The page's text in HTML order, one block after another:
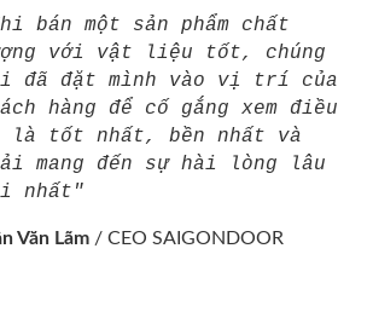
bán một sản phẩm chất
với vật liệu tốt, chúng
đã đặt mình vào vị trí của
hàng để cố gắng xem điều
là tốt nhất, bền nhất và
mang đến sự hài lòng lâu
nhất"
Văn Lãm / CEO SAIGONDOOR